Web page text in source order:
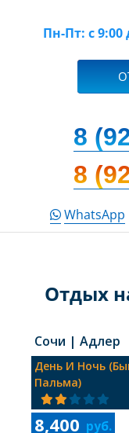
Пн-Пт: c 9:00
8
8
WhatsApp
Отдых
Сочи | Адлер
День И Ночь
Пальма)
8,400 руб.